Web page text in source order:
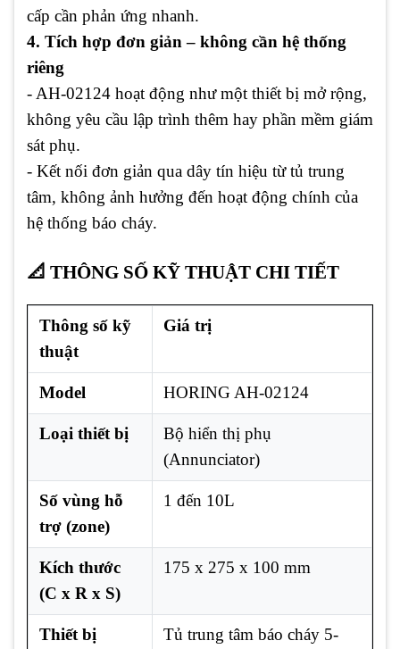
cấp cần phản ứng nhanh.
4. Tích hợp đơn giản – không cần hệ thống
riêng
- AH-02124 hoạt động như một thiết bị mở rộng,
không yêu cầu lập trình thêm hay phần mềm giám
sát phụ.
- Kết nối đơn giản qua dây tín hiệu từ tủ trung
tâm, không ảnh hưởng đến hoạt động chính của
hệ thống báo cháy.
📐 THÔNG SỐ KỸ THUẬT CHI TIẾT
Thông số kỹ
thuật
Giá trị
Model HORING AH-02124
Loại thiết bị
Bộ hiển thị phụ
(Annunciator)
Số vùng hỗ
trợ (zone)
1 đến 10L
Kích thước
(C x R x S)
175 x 275 x 100 mm
Thiết bị
Tủ trung tâm báo cháy 5-